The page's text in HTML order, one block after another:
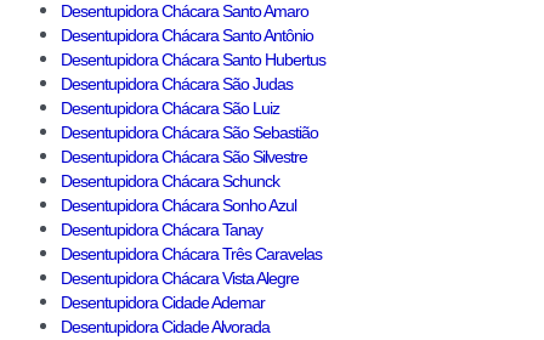
Desentupidora Chácara Santo Amaro
Desentupidora Chácara Santo Antônio
Desentupidora Chácara Santo Hubertus
Desentupidora Chácara São Judas
Desentupidora Chácara São Luiz
Desentupidora Chácara São Sebastião
Desentupidora Chácara São Silvestre
Desentupidora Chácara Schunck
Desentupidora Chácara Sonho Azul
Desentupidora Chácara Tanay
Desentupidora Chácara Três Caravelas
Desentupidora Chácara Vista Alegre
Desentupidora Cidade Ademar
Desentupidora Cidade Alvorada